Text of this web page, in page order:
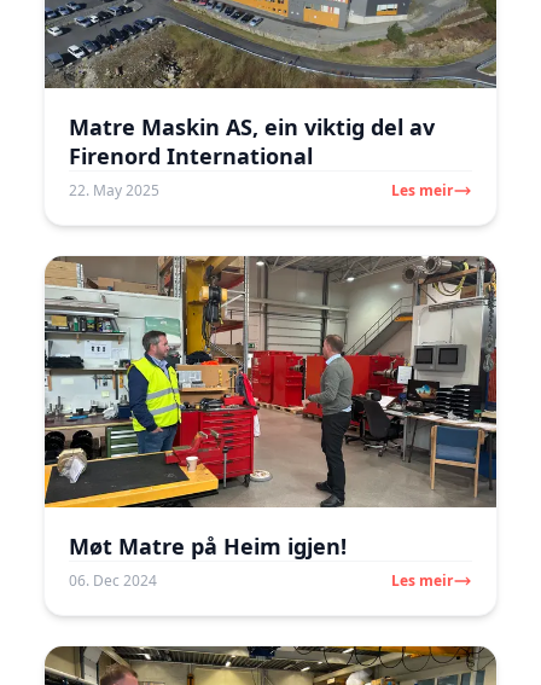
Matre Maskin AS, ein viktig del av
Firenord International
22. May 2025 Les meir
Møt Matre på Heim igjen!
06. Dec 2024 Les meir